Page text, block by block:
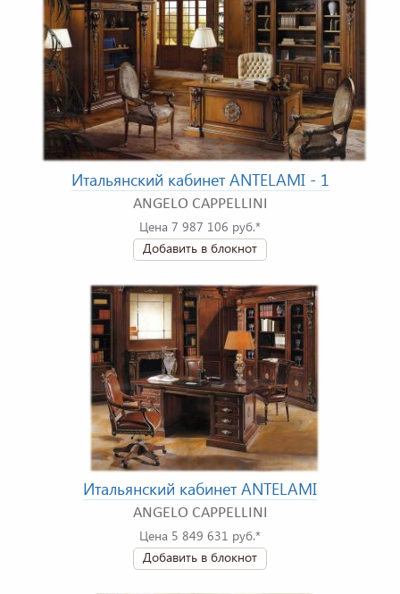
Итальянский кабинет ANTELAMI - 1
ANGELO CAPPELLINI
Цена 7 987 106 руб.*
Добавить в блокнот
Итальянский кабинет ANTELAMI
ANGELO CAPPELLINI
Цена 5 849 631 руб.*
Добавить в блокнот